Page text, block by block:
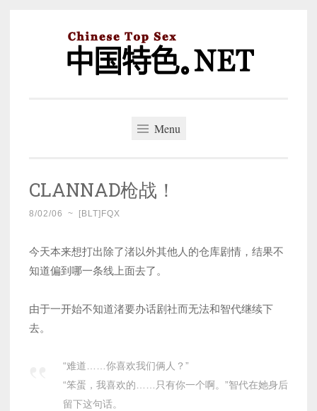
Menu
CLANNAD枪战！
8/02/06 ~ [BLT]FQX
今天本来想打出除了渚以外其他人的仓库剧情，结果不
知道偏到哪一条线上面去了。
由于一开始不知道渚要办话剧社而无法和智代继续下
去。
“难道……你喜欢我们俩人？”
“笨蛋，我喜欢的……只有你一个啊。”智代在她身后
留下这句话。